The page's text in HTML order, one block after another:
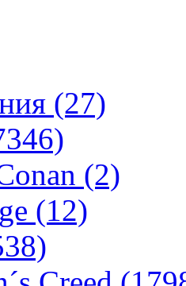
(27)
(2)
(12)